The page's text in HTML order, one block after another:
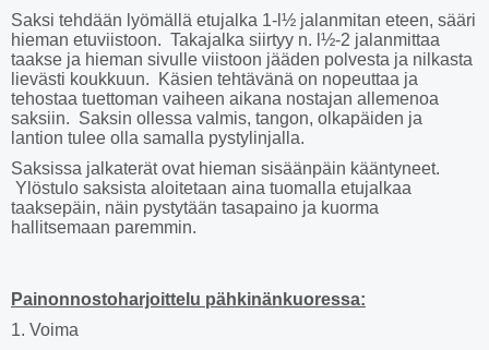
Saksi tehdään lyömällä etujalka 1-l½ jalanmitan eteen, sääri
hieman etuviistoon. Takajalka siirtyy n. l½-2 jalanmittaa
taakse ja hieman sivulle viistoon jääden polvesta ja nilkasta
lievästi koukkuun. Käsien tehtävänä on nopeuttaa ja
tehostaa tuettoman vaiheen aikana nostajan allemenoa
saksiin. Saksin ollessa valmis, tangon, olkapäiden ja
lantion tulee olla samalla pystylinjalla.
Saksissa jalkaterät ovat hieman sisäänpäin kääntyneet.
Ylöstulo saksista aloitetaan aina tuomalla etujalkaa
taaksepäin, näin pystytään tasapaino ja kuorma
hallitsemaan paremmin.
Painonnostoharjoittelu pähkinänkuoressa:
1. Voima